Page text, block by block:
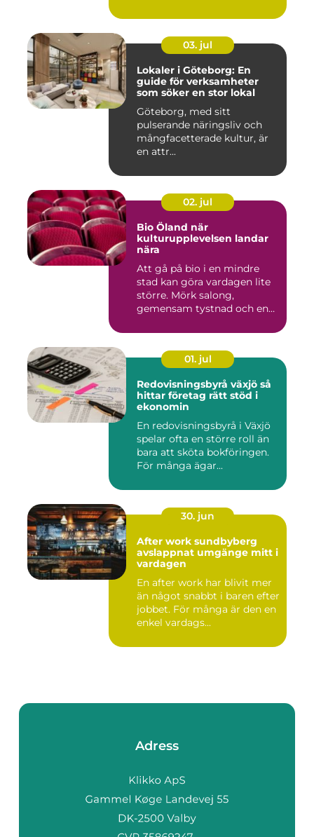
03. jul
Lokaler i Göteborg: En
guide för verksamheter
som söker en stor lokal
Göteborg, med sitt
pulserande näringsliv och
mångfacetterade kultur, är
en attr...
02. jul
Bio Öland när
kulturupplevelsen landar
nära
Att gå på bio i en mindre
stad kan göra vardagen lite
större. Mörk salong,
gemensam tystnad och en
01. jul
Redovisningsbyrå växjö så
hittar företag rätt stöd i
ekonomin
En redovisningsbyrå i Växjö
spelar ofta en större roll än
bara att sköta bokföringen.
För många ägar...
30. jun
After work sundbyberg
avslappnat umgänge mitt i
vardagen
En after work har blivit mer
än något snabbt i baren efter
jobbet. För många är den en
enkel vardags...
Adress